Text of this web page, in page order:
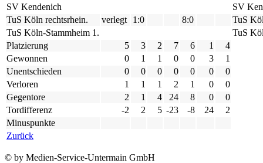
SV Kendenich
SV
TuS Köln rechtsrhein.
verlegt 1:0 8:0
TuS
TuS Köln-Stammheim 1.
TuS
Platzierung
5 3 2 7 6 1
4
Gewonnen
0 1 1 0 0 3
1
Unentschieden
0 0 0 0 0 0
0
Verloren
1 1 1 2 1 0
0
Gegentore
2 1 4 24 8 0
0
Tordifferenz
-2 2 5 -23 -8 24
2
Minuspunkte
Zurück
© by Medien-Service-Untermain GmbH